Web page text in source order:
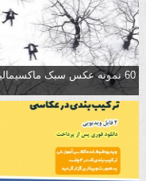
60 نمونه عکس سبک ماکسیمالیسم